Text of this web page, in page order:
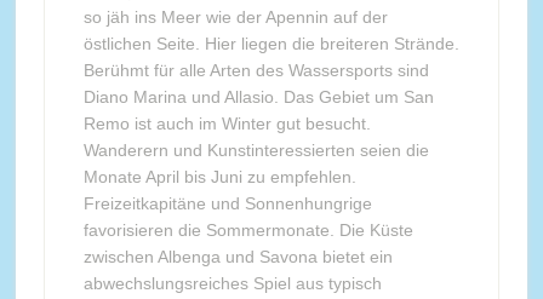
so jäh ins Meer wie der Apennin auf der
östlichen Seite. Hier liegen die breiteren Strände.
Berühmt für alle Arten des Wassersports sind
Diano Marina und Allasio. Das Gebiet um San
Remo ist auch im Winter gut besucht.
Wanderern und Kunstinteressierten seien die
Monate April bis Juni zu empfehlen.
Freizeitkapitäne und Sonnenhungrige
favorisieren die Sommermonate. Die Küste
zwischen Albenga und Savona bietet ein
abwechslungsreiches Spiel aus typisch